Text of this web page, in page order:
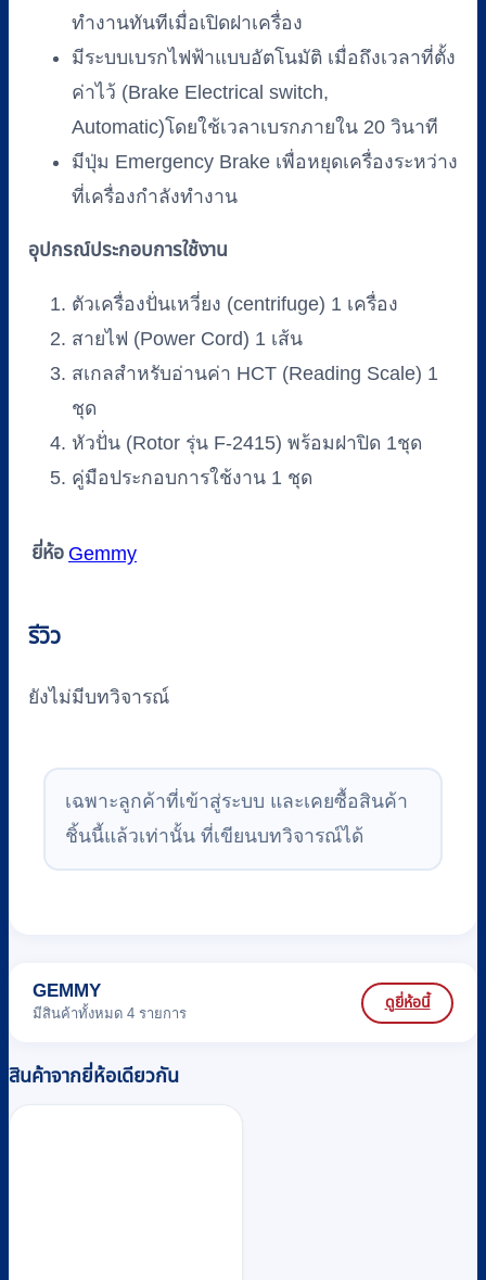
ทำงานทันทีเมื่อเปิดฝาเครื่อง
มีระบบเบรกไฟฟ้าแบบอัตโนมัติ เมื่อถึงเวลาที่ตั้ง
ค่าไว้ (Brake Electrical switch,
Automatic)โดยใช้เวลาเบรกภายใน 20 วินาที
มีปุ่ม Emergency Brake เพื่อหยุดเครื่องระหว่าง
ที่เครื่องกำลังทำงาน
อุปกรณ์ประกอบการใช้งาน
ตัวเครื่องปั่นเหวี่ยง (centrifuge) 1 เครื่อง
สายไฟ (Power Cord) 1 เส้น
สเกลสำหรับอ่านค่า HCT (Reading Scale) 1
ชุด
หัวปั่น (Rotor รุ่น F-2415) พร้อมฝาปิด 1ชุด
คู่มือประกอบการใช้งาน 1 ชุด
ยี่ห้อ Gemmy
รีวิว
ยังไม่มีบทวิจารณ์
เฉพาะลูกค้าที่เข้าสู่ระบบ และเคยซื้อสินค้า
ชิ้นนี้แล้วเท่านั้น ที่เขียนบทวิจารณ์ได้
GEMMY
มีสินค้าทั้งหมด 4 รายการ
ดูยี่ห้อนี้
สินค้าจากยี่ห้อเดียวกัน